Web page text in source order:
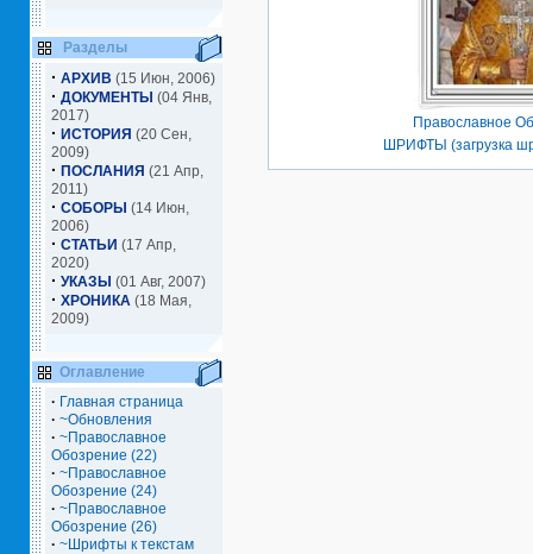
Разделы
· АРХИВ (15 Июн, 2006)
· ДОКУМЕНТЫ (04 Янв,
2017)
· ИСТОРИЯ (20 Сен,
2009)
· ПОСЛАНИЯ (21 Апр,
2011)
· СОБОРЫ (14 Июн,
2006)
· СТАТЬИ (17 Апр,
2020)
· УКАЗЫ (01 Авг, 2007)
· ХРОНИКА (18 Мая,
2009)
Оглавление
· Главная страница
· ~Обновления
· ~Православное
Обозрение (22)
· ~Православное
Обозрение (24)
· ~Православное
Обозрение (26)
· ~Шрифты к текстам
Православное
ШРИФТЫ (загрузка